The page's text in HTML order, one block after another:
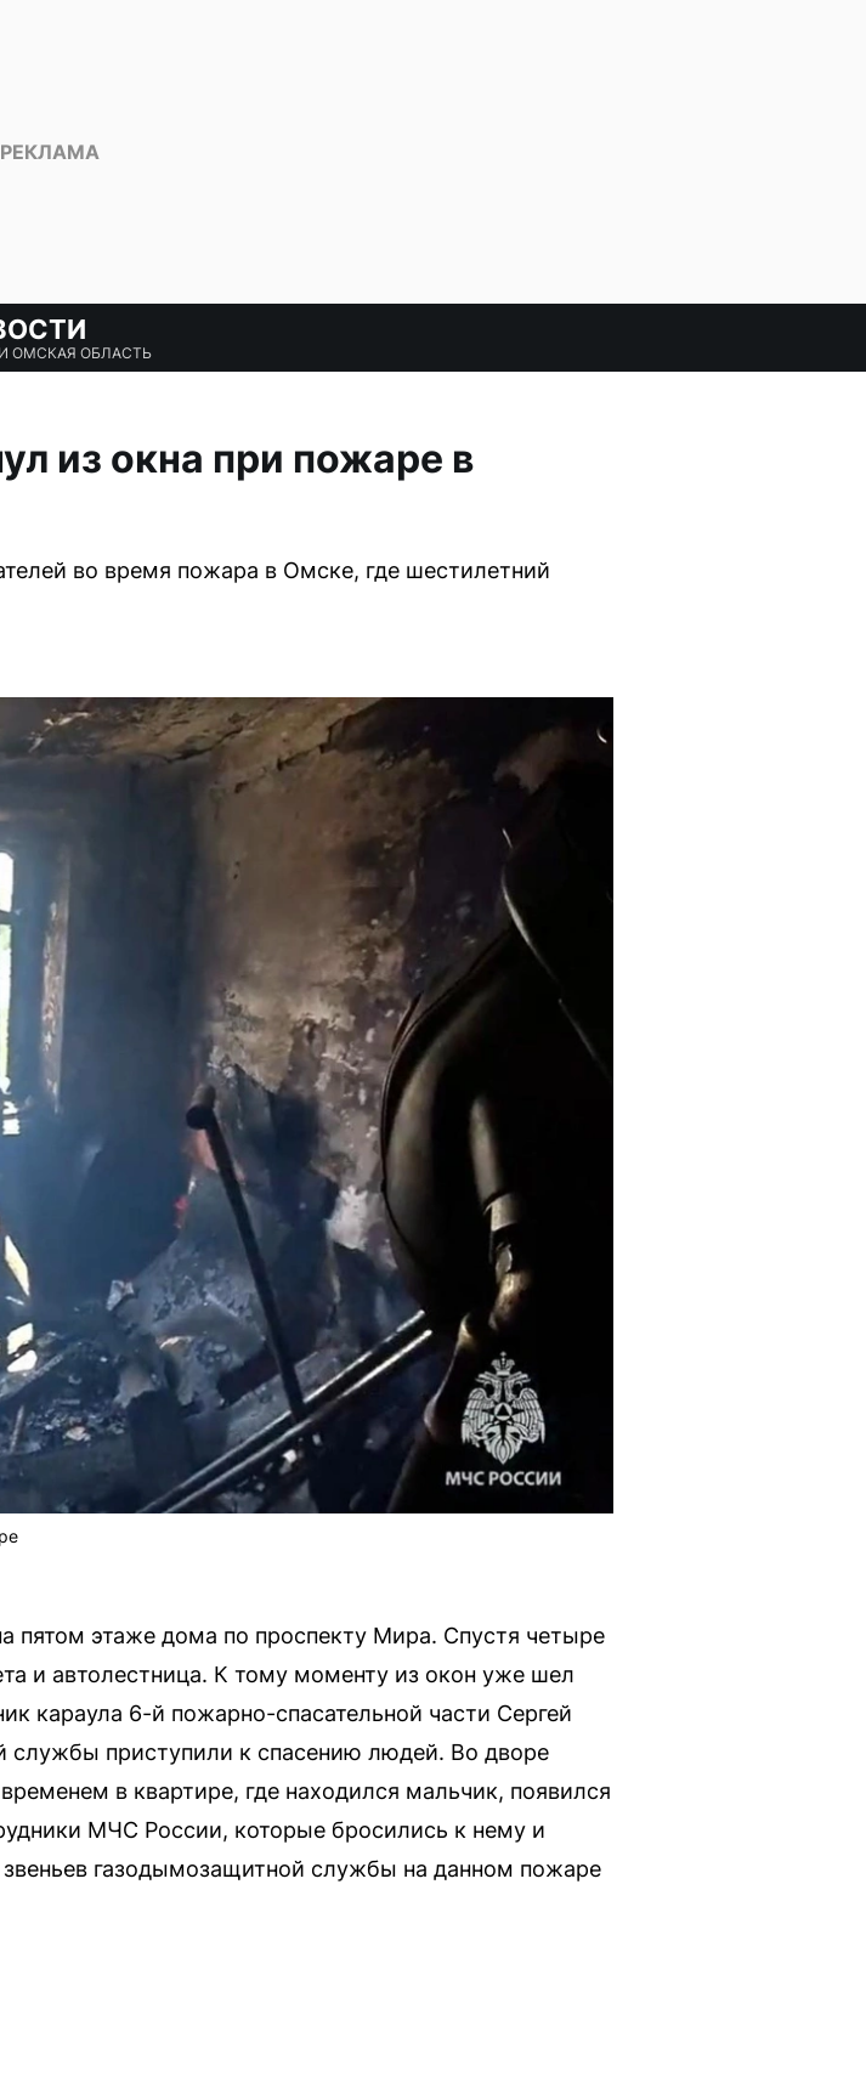
ОМСКАЯ ОБЛАСТЬ
из окна при пожаре в
во время пожара в Омске, где шестилетний
пятом этаже дома по проспекту Мира. Спустя четыре
и автолестница. К тому моменту из окон уже шел
караула 6-й пожарно-спасательной части Сергей
службы приступили к спасению людей. Во дворе
в квартире, где находился мальчик, появился
МЧС России, которые бросились к нему и
газодымозащитной службы на данном пожаре